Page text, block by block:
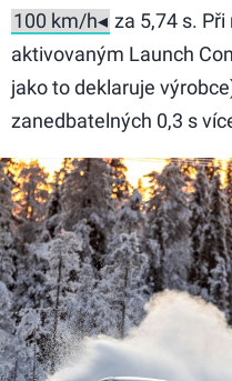
za 5,74 s.
aktivovaným Launch
jako to deklaruje
zanedbatelných 0,3 s